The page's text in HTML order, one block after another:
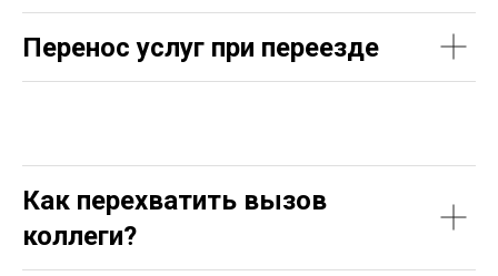
Перенос услуг при переезде
Как перехватить вызов
коллеги?